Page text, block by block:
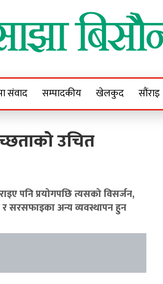
Bisaunee
संवाद सम्पादकीय खेलकुद सौंराइ
उचित
पनि प्रयोगपछि त्यसको विसर्जन,
र सरसफाइका अन्य व्यवस्थापन हुन